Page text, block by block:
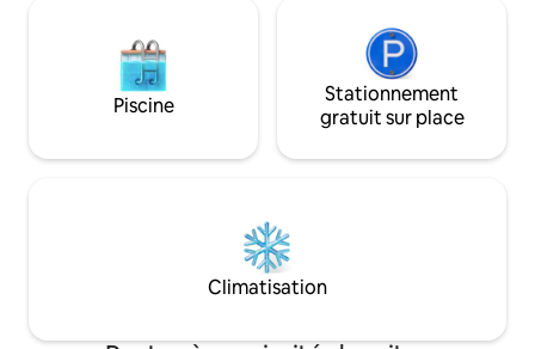
Piscine
Stationnement
gratuit sur place
Climatisation